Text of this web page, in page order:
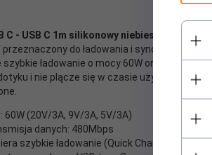
C - USB C 1m silikonowy niebieski
przeznaczony do ładowania i synchronizacji
szybkie ładowanie o mocy 60W oraz
i nie plącze się w czasie użytkowania
60W (20V/3A, 9V/3A, 5V/3A)
danych: 480Mbps
szybkie ładowanie (Quick Charge)
5